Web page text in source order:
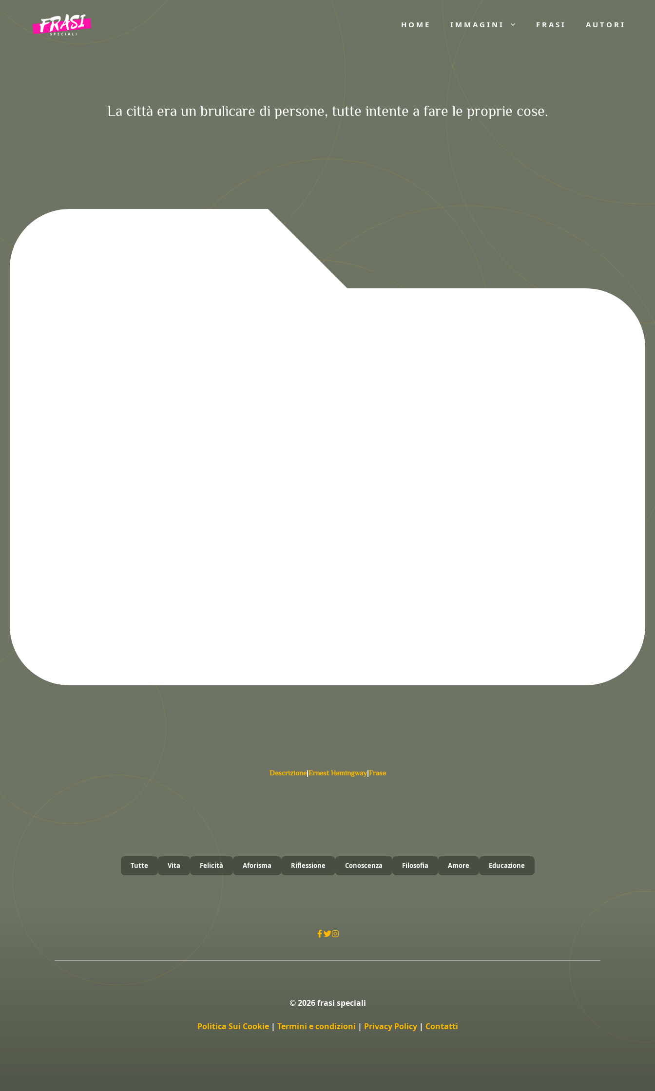
contenuto
HOME IMMAGINI FRASI AUTORI
La città era un brulicare di persone, tutte intente a fare le proprie cose.
Descrizione|Ernest Hemingway|Frase
Tutte Vita Felicità Aforisma Riflessione Conoscenza Filosofia Amore Educazione
© 2026 frasi speciali
Politica Sui Cookie| Termini e condizioni | Privacy Policy | Contatti